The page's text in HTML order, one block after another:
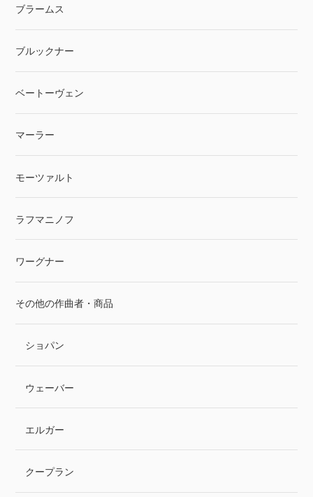
ブラームス
ブルックナー
ベートーヴェン
マーラー
モーツァルト
ラフマニノフ
ワーグナー
その他の作曲者・商品
ショパン
ウェーバー
エルガー
クープラン